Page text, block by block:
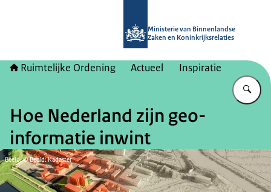
Ministerie van Binnenlandse
Zaken en Koninkrijksrelaties
Ruimtelijke Ordening Actueel Inspiratie
Hoe Nederland zijn geo-
informatie inwint
Beeld: © Beeld: Kadaster